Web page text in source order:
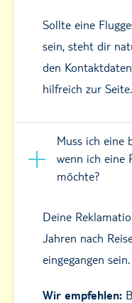
Sollte eine
sein, steht dir
den
hilfreich zur Seite.
Muss ich eine
wenn ich eine
möchte?
Deine
Jahren nach
eingegangen sein.
Wir empfehlen: